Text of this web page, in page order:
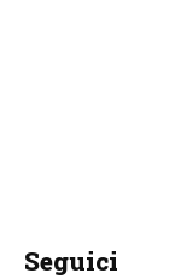
Seguici